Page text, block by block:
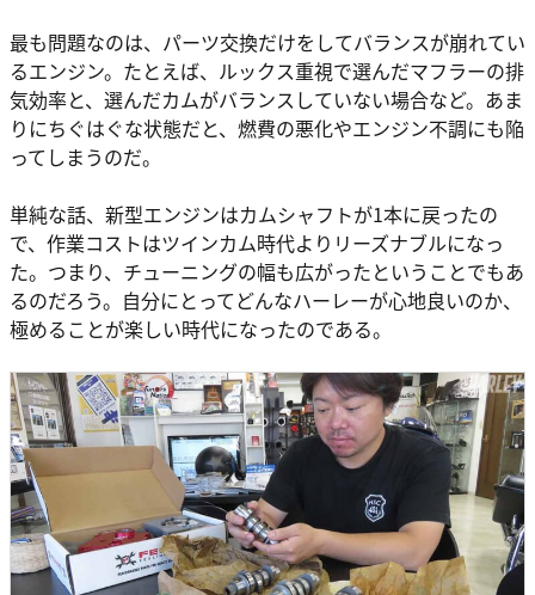
最も問題なのは、パーツ交換だけをしてバランスが崩れてい
るエンジン。たとえば、ルックス重視で選んだマフラーの排
気効率と、選んだカムがバランスしていない場合など。あま
りにちぐはぐな状態だと、燃費の悪化やエンジン不調にも陥
ってしまうのだ。
単純な話、新型エンジンはカムシャフトが1本に戻ったの
で、作業コストはツインカム時代よりリーズナブルになっ
た。つまり、チューニングの幅も広がったということでもあ
るのだろう。自分にとってどんなハーレーが心地良いのか、
極めることが楽しい時代になったのである。